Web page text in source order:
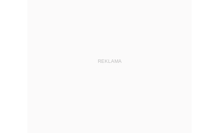
REKLAMA